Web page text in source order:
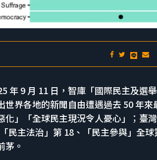
年 9 月 11 日，智庫「國際民主及選
世界各地的新聞自由遭遇過去 50 年
化」「全球民主現況令人憂心」；臺
民主法治」第 18、「民主參與」全
茅。